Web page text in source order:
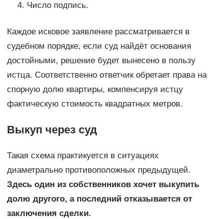
Число подпись.
Каждое исковое заявление рассматривается в
судебном порядке, если суд найдёт основания
достойными, решение будет вынесено в пользу
истца. Соответственно ответчик обретает права на
спорную долю квартиры, компенсируя истцу
фактическую стоимость квадратных метров.
Выкуп через суд
Такая схема практикуется в ситуациях
диаметрально противоположных предыдущей.
Здесь один из собственников хочет выкупить
долю другого, а последний отказывается от
заключения сделки.